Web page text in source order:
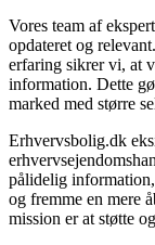
Vores team af
opdateret og
erfaring sikrer vi, at
information. Dette
marked med større
Erhvervsbolig.dk
pålidelig
og fremme en mere
mission er at støtte